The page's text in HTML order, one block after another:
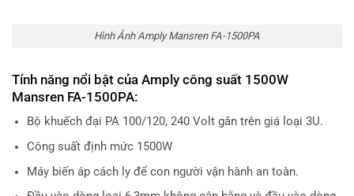
Hình Ảnh Amply Mansren FA-1500PA
Tính năng nổi bật của Amply công suất 1500W
Mansren FA-1500PA:
Bộ khuếch đại PA 100/120, 240 Volt gắn trên giá loại 3U.
Công suất định mức 1500W
Máy biến áp cách ly để con người vận hành an toàn.